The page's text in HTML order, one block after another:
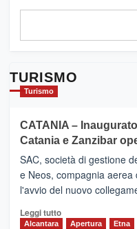
TURISMO
Turismo
CATANIA –
Catania e Zanzibar
SAC, società di gestione
e Neos, compagnia
l'avvio del nuovo
Leggi tuttoLeggi
Alcantara Apertura Etna